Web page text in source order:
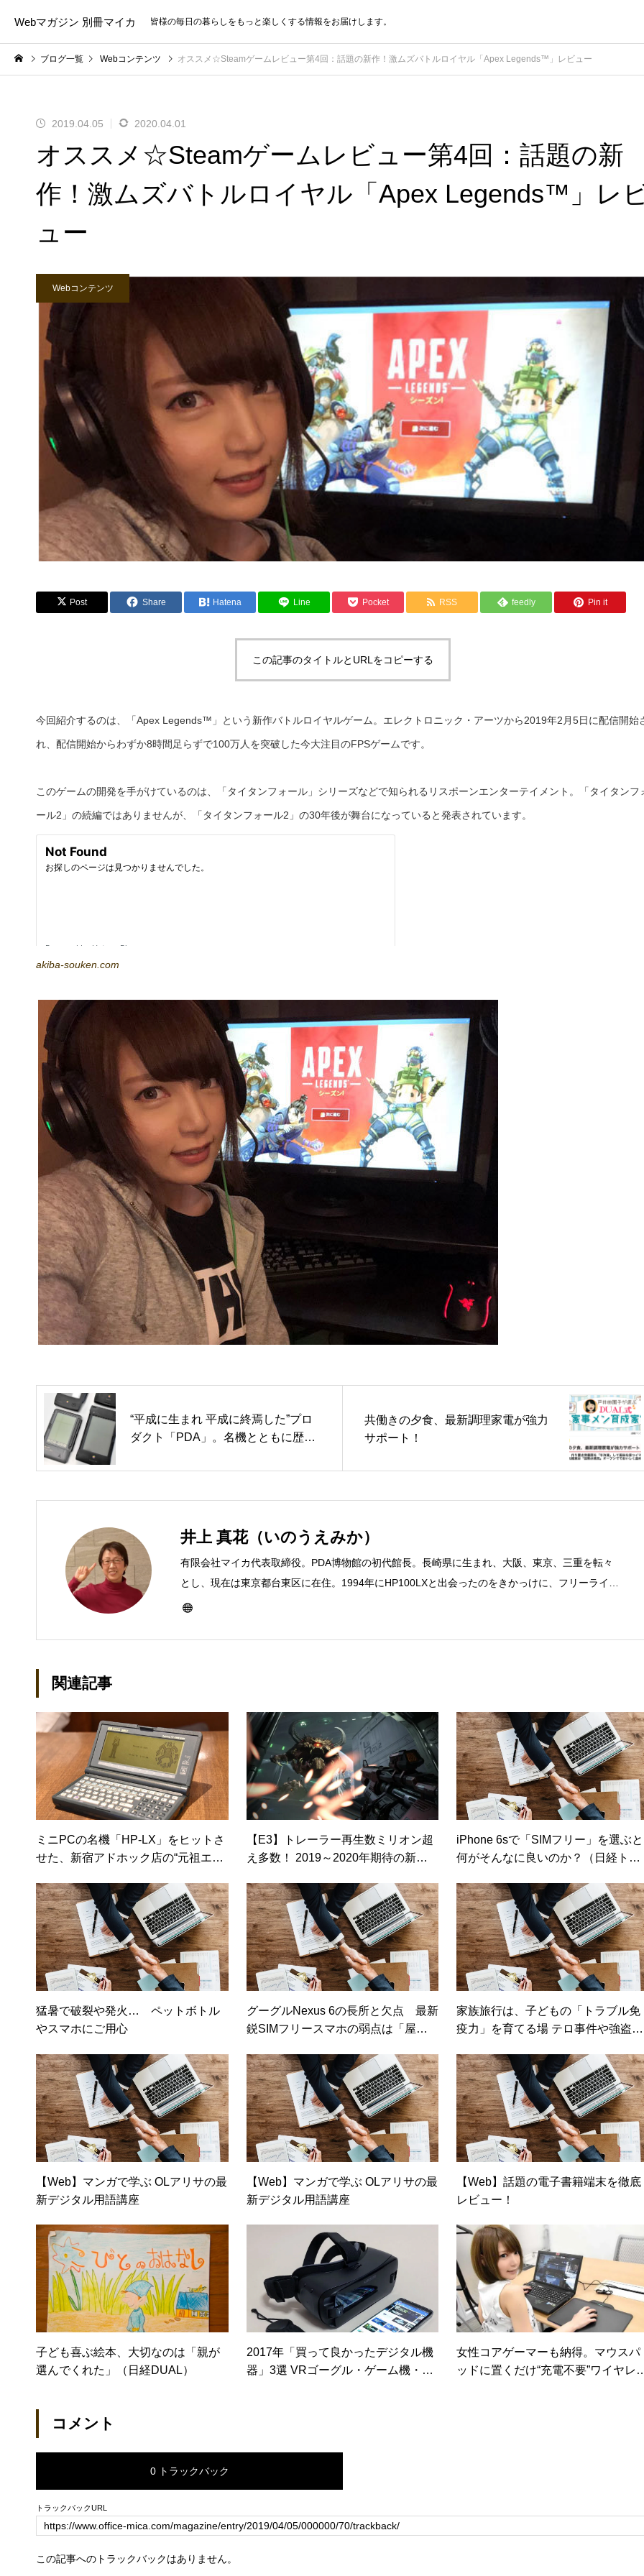
Webマガジン 別冊マイカ 皆様の毎日の暮らしをもっと楽しくする情報をお届けします。
ブログ一覧 Webコンテンツ オススメ☆Steamゲームレビュー第4回：話題の新作！激ムズバトルロイヤル「Apex Legends™」レビュー
2019.04.05 2020.04.01
オススメ☆Steamゲームレビュー第4回：話題の新
作！激ムズバトルロイヤル「Apex Legends™」レ
ュー
Webコンテンツ
Post Share Hatena Line Pocket RSS feedly Pin it
この記事のタイトルとURLをコピーする
今回紹介するのは、「Apex Legends™」という新作バトルロイヤルゲーム。エレクトロニック・アーツから2019年2月5日に配信開始
れ、配信開始からわずか8時間足らずで100万人を突破した今大注目のFPSゲームです。
このゲームの開発を手がけているのは、「タイタンフォール」シリーズなどで知られるリスポーンエンターテイメント。「タイタンフ
ール2」の続編ではありませんが、「タイタンフォール2」の30年後が舞台になっていると発表されています。
akiba-souken.com
“平成に生まれ 平成に終焉した”プロ
ダクト「PDA」。名機とともに歴史
共働きの夕食、最新調理家電が強力
サポート！
井上 真花（いのうえみか）
有限会社マイカ代表取締役。PDA博物館の初代館長。長崎県に生まれ、大阪、東京、三重を転々
とし、現在は東京都台東区に在住。1994年にHP100LXと出会ったのをきかっけに、フリーライタ
ーとして雑誌、書籍などで執筆するようになり、1997年に上京して技術評論社に入社。その後再
などBtoCコンテンツ、および広告やカタログ、導入事例などBtoBコンテンツの制作。プライベー
関連記事
ミニPCの名機「HP-LX」をヒットさ
せた、新宿アドホック店の“元祖エバ
【E3】トレーラー再生数ミリオン超
え多数！ 2019～2020年期待の新作P
iPhone 6sで「SIMフリー」を選ぶと
何がそんなに良いのか？（日経トレ
猛暑で破裂や発火… ペットボトル
やスマホにご用心
グーグルNexus 6の長所と欠点 最新
鋭SIMフリースマホの弱点は「屋外
ディネット）
家族旅行は、子どもの「トラブル免
疫力」を育てる場 テロ事件や強盗か
ポイントとは（日経DUAL）
【Web】マンガで学ぶ OLアリサの最
新デジタル用語講座
【Web】マンガで学ぶ OLアリサの最
新デジタル用語講座
【Web】話題の電子書籍端末を徹底
レビュー！
子ども喜ぶ絵本、大切なのは「親が
選んでくれた」（日経DUAL）
2017年「買って良かったデジタル機
器」3選 VRゴーグル・ゲーム機・ス
女性コアゲーマーも納得。マウスパ
ッドに置くだけ“充電不要”ワイヤレ
コメント
0 トラックバック
トラックバックURL
この記事へのトラックバックはありません。